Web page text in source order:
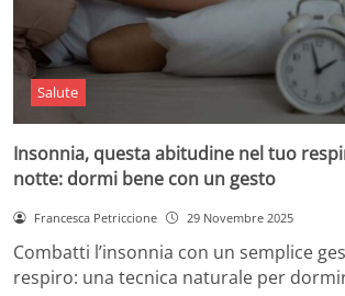
Salute
Insonnia, questa abitudine nel tuo
notte: dormi bene con un gesto
Francesca Petriccione 29 Novembre 2025
Combatti l’insonnia con un semplice
respiro: una tecnica naturale per